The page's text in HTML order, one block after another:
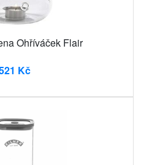
Ohříváček Flair
Kč